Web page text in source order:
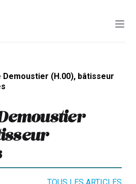
Demoustier (H.00), bâtisseur